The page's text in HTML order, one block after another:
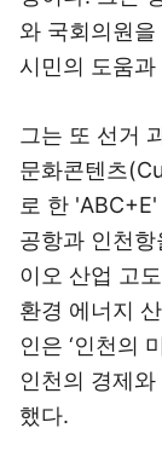
와 국회의원
시민의 도움
그는 또 선거
문화콘텐츠
로 한
공항과 인천
이오 산업 고
환경 에너지
인은 ‘인천의
인천의 경제
했다.